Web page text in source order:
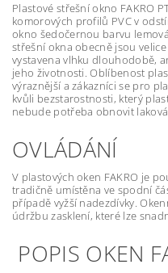
Plastové střešní okno FAKRO
komorových profilů PVC v
okno šedočernou barvu
střešní okna obecně jsou
vystavena vlhku dlouhodobě,
jeho životnosti. Oblíbenost
výraznější a zákazníci se pro
kvůli bezstarostnosti, který
nebude potřeba obnovit
OVLÁDÁNÍ
V plastových oken FAKRO je
tradičně umístěna ve spodní
případě vyžší nadezdívky.
údržbu zasklení, které lze
POPIS OKEN